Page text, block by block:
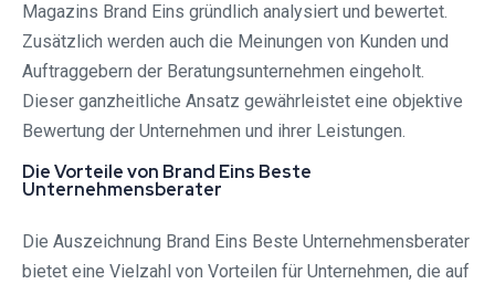
Magazins Brand Eins gründlich analysiert und bewertet.
Zusätzlich werden auch die Meinungen von Kunden und
Auftraggebern der Beratungsunternehmen eingeholt.
Dieser ganzheitliche Ansatz gewährleistet eine objektive
Bewertung der Unternehmen und ihrer Leistungen.
Die Vorteile von Brand Eins Beste
Unternehmensberater
Die Auszeichnung Brand Eins Beste Unternehmensberater
bietet eine Vielzahl von Vorteilen für Unternehmen, die auf